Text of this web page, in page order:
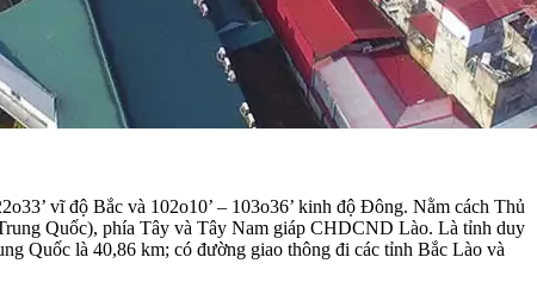
vĩ độ Bắc và 102o10’ – 103o36’ kinh độ Đông. Nằm cách Thủ
Quốc), phía Tây và Tây Nam giáp CHDCND Lào. Là tỉnh duy
Quốc là 40,86 km; có đường giao thông đi các tỉnh Bắc Lào và